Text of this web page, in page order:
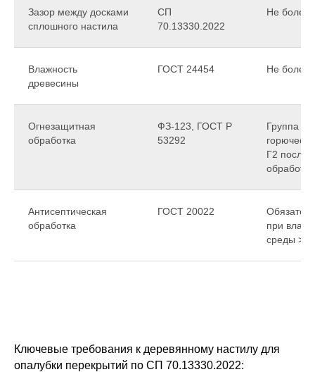
Зазор между досками
сплошного настила
СП
70.13330.2022
Не более
Влажность
древесины
ГОСТ 24454 Не более
Огнезащитная
обработка
ФЗ-123, ГОСТ Р
53292
Группа
Г2 после
обработки
Антисептическая
обработка
ГОСТ 20022
при
среды >
Ключевые требования к деревянному настилу для
опалубки перекрытий по СП 70.13330.2022: